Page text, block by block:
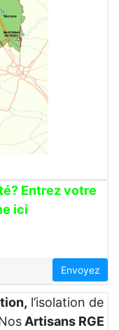
Entrez votre
ici
Envoyez
l’isolation de
Artisans RGE